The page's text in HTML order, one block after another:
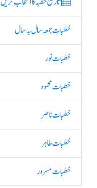
خطبات جمعہ سال بہ سال
خطبات نور
خطبات محمود
خطبات ناصر
خطبات طاہر
خطبات مسرور